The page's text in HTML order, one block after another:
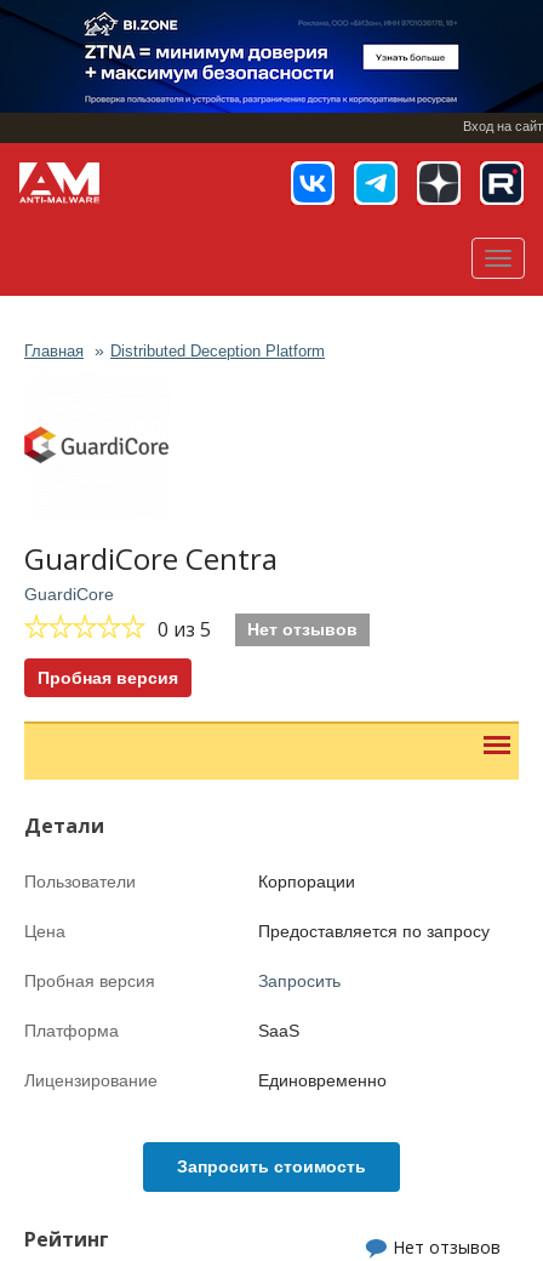
Перейти
основному
Вход на сайт
Главная Distributed Deception Platform
GuardiCore Centra
GuardiCore
0 из 5 Нет отзывов
Пробная версия
Детали
Пользователи Корпорации
Цена Предоставляется по запросу
Пробная версия Запросить
Платформа SaaS
Лицензирование Единовременно
Запросить стоимость
Рейтинг Нет отзывов